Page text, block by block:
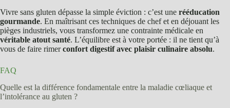
Vivre sans gluten dépasse la simple éviction : c’est une rééducation
gourmande. En maîtrisant ces techniques de chef et en déjouant les
pièges industriels, vous transformez une contrainte médicale en
véritable atout santé. L’équilibre est à votre portée : il ne tient qu’à
vous de faire rimerconfort digestif avec plaisir culinaire absolu.
FAQ
Quelle est la différence fondamentale entre la maladie cœliaque et
l’intolérance au gluten ?